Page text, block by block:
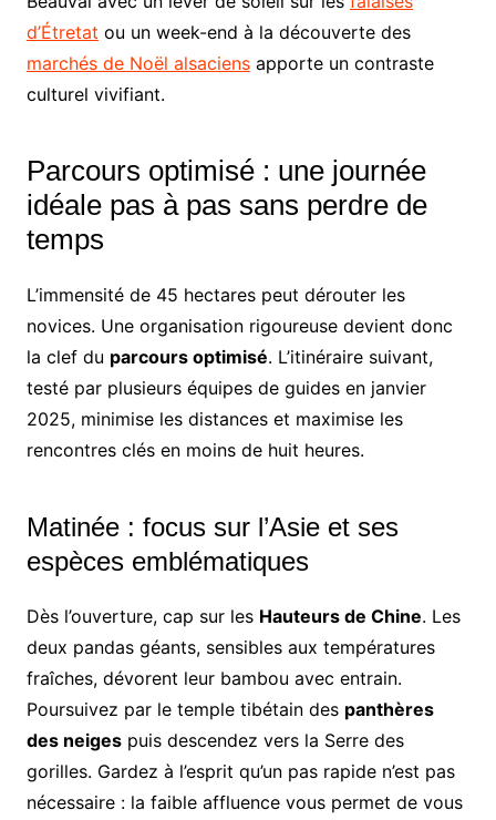
d’Étretat ou un week-end à la découverte des
marchés de Noël alsaciensapporte un contraste
culturel vivifiant.
Parcours optimisé : une journée
idéale pas à pas sans perdre de
temps
L’immensité de 45 hectares peut dérouter les
novices. Une organisation rigoureuse devient donc
la clef du parcours optimisé. L’itinéraire suivant,
testé par plusieurs équipes de guides en janvier
2025, minimise les distances et maximise les
rencontres clés en moins de huit heures.
Matinée : focus sur l’Asie et ses
espèces emblématiques
Dès l’ouverture, cap sur les Hauteurs de Chine. Les
deux pandas géants, sensibles aux températures
fraîches, dévorent leur bambou avec entrain.
Poursuivez par le temple tibétain des panthères
des neigespuis descendez vers la Serre des
gorilles. Gardez à l’esprit qu’un pas rapide n’est pas
nécessaire : la faible affluence vous permet de vous